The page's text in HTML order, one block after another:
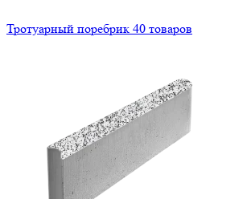
Тротуарный поребрик 40 товаров